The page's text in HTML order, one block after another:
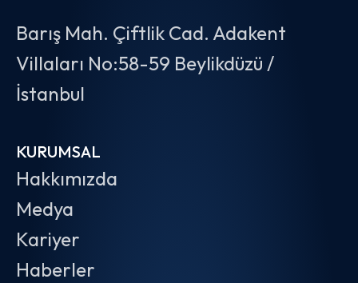
Barış Mah. Çiftlik Cad. Adakent
Villaları No:58-59 Beylikdüzü /
İstanbul
KURUMSAL
Hakkımızda
Medya
Kariyer
Haberler